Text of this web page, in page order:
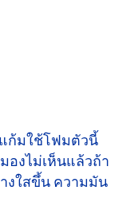
ก้มใช้โฟมตัวนี้
องไม่เห็นแล้วถ้า
งใสขึ้น ความมัน